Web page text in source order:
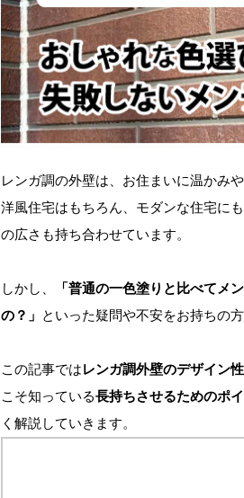
レンガ調の外壁は、お住まいに温かみ
洋風住宅はもちろん、モダンな住宅に
の広さも持ち合わせています。
しかし、
「普通の一色塗りと比べてメ
の？」 といった疑問や不安をお持ちの
この記事ではレンガ調外壁のデザイン
こそ知っている長持ちさせるためのポ
く解説していきます。